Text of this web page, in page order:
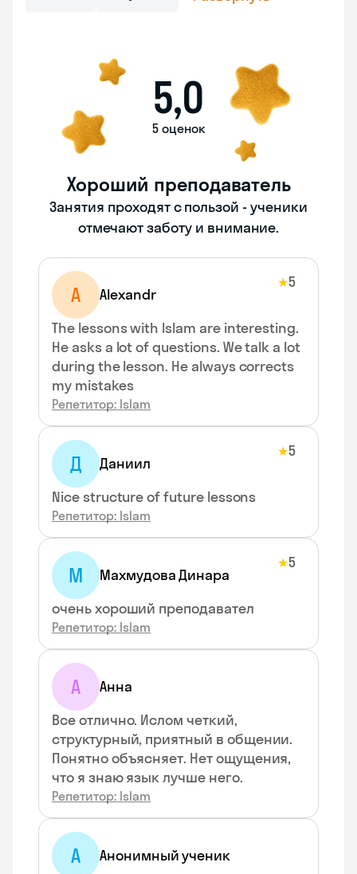
5,0
5 оценок
Хороший преподаватель
Занятия проходят с пользой - ученики
отмечают заботу и внимание.
A Alexandr
★5
The lessons with Islam are interesting.
He asks a lot of questions. We talk a lot
during the lesson. He always corrects
my mistakes
Репетитор: Islam
Д Даниил
★5
Nice structure of future lessons
Репетитор: Islam
М Махмудова Динара
★5
очень хороший преподавател
Репетитор: Islam
А
Анна
Все отлично. Ислом четкий,
структурный, приятный в общении.
Понятно объясняет. Нет ощущения,
что я знаю язык лучше него.
Репетитор: Islam
А
Анонимный ученик